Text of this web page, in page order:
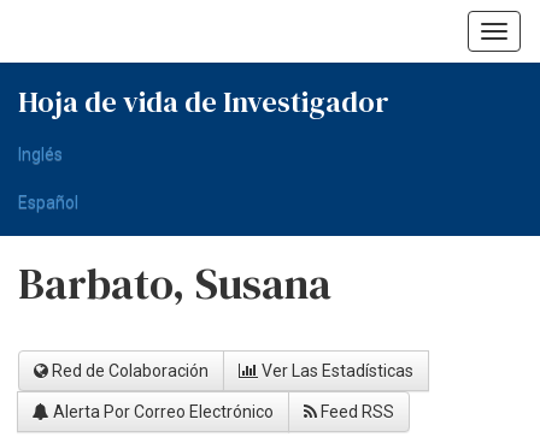
Hoja de vida de Investigador
Inglés
Español
Barbato, Susana
Red de Colaboración Ver Las Estadísticas
Alerta Por Correo Electrónico Feed RSS